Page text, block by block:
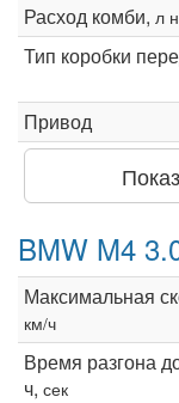
Расход комби, л
Тип коробки
Привод
BMW M4
Максимальная
км/ч
Время разгона
ч, сек